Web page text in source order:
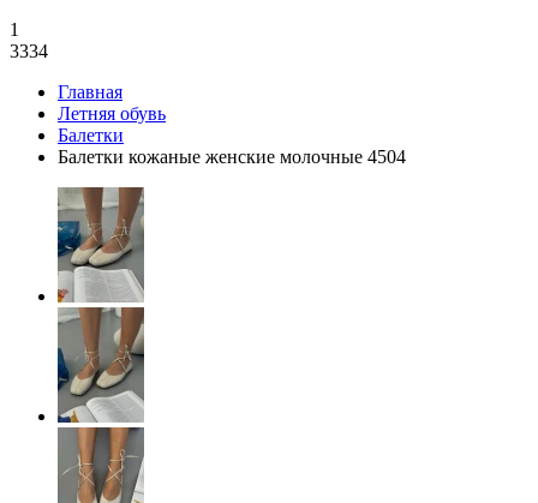
1
3334
Главная
Летняя обувь
Балетки
Балетки кожаные женские молочные 4504